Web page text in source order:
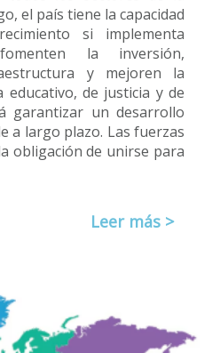
el país tiene la capacidad
si implementa
la inversión,
y mejoren la
educativo, de justicia y de
garantizar un desarrollo
a largo plazo. Las fuerzas
obligación de unirse para
Leer más >